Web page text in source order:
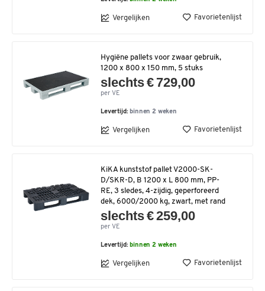
Vergelijken Favorietenlijst
Hygiëne pallets voor zwaar gebruik,
1200 x 800 x 150 mm, 5 stuks
slechts € 729,00
per VE
Levertijd: binnen 2 weken
Vergelijken Favorietenlijst
KiKA kunststof pallet V2000-SK-
D/SKR-D, B 1200 x L 800 mm, PP-
RE, 3 sledes, 4-zijdig, geperforeerd
dek, 6000/2000 kg, zwart, met rand
slechts € 259,00
per VE
Levertijd: binnen 2 weken
Vergelijken Favorietenlijst